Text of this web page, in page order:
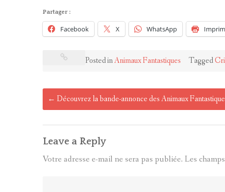
Partager :
Facebook X WhatsApp
Posted inAnimaux Fantastiques Tagged
Post
navigation
← Découvrez la bande-annonce des Animaux
Leave a Reply
Votre adresse e-mail ne sera pas publiée. Les